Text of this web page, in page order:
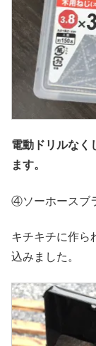
電動ドリルなく
ます。
④ソーホースブ
キチキチに作ら
込みました。